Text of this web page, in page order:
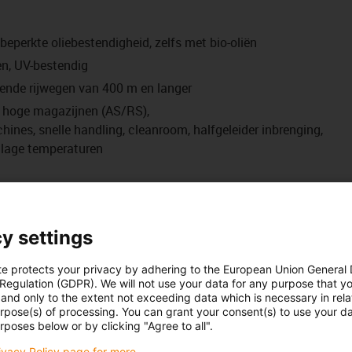
oliebestendigheid, zelfs met bio-oliën
UV-bestendig
rijwegen van 400 m en langer
magazijnen (AS/RS),
snelle handling, cleanroom, halfgeleider inbrenging,
temperaturen
serie volgens de garantievoorwaarden
a
max.
Rijweglengte
R min. [Factor
x d]
R min. [Factor
x d]
R min. [Factor
x d]
[m/s2] [m]
settings
protects your privacy by adhering to the European Union General
(GDPR). We will not use your data for any purpose that
only to the extent not exceeding data which is necessary in
of processing. You can grant your consent(s) to use your
below or by clicking "Agree to all".